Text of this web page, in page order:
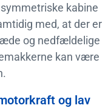
kabine
med, at der er
og nedfældelige
kan være
og lav